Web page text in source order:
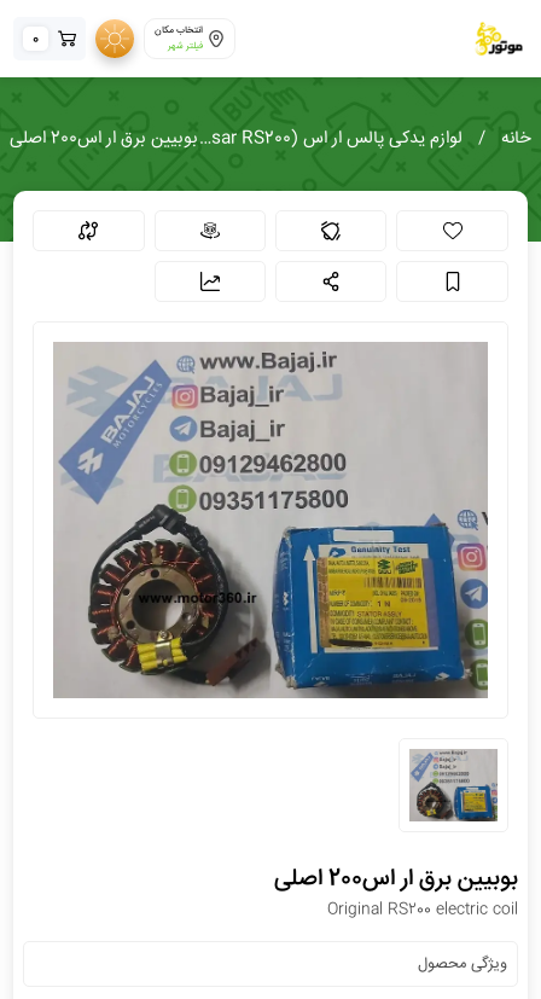
انتخاب مکان
فیلتر شهر
0
خانه لوازم یدکی پالس ار اس (Pulsar RS200)بوبیین برق ار اس200 اصلی
بوبیین برق ار اس200 اصلی
Original RS200 electric coil
ویژگی محصول